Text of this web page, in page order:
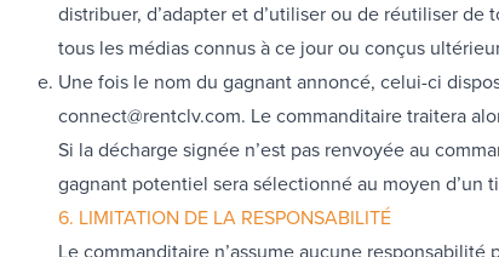
distribuer, d’adapter et d’utiliser ou de réutiliser
tous les médias connus à ce jour ou conçus
Une fois le nom du gagnant annoncé, celui-ci
connect@rentclv.com. Le commanditaire traitera
Si la décharge signée n’est pas renvoyée au
gagnant potentiel sera sélectionné au moyen
6. LIMITATION DE LA RESPONSABILITÉ